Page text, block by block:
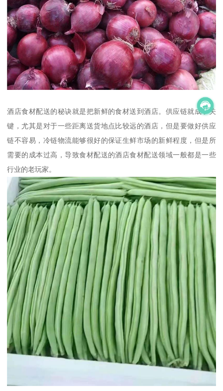
酒店食材配送的秘诀就是把新鲜的食材送到酒店。供应链就成了关
键，尤其是对于一些距离送货地点比较远的酒店，但是要做好供应
链不容易，冷链物流能够很好的保证生鲜市场的新鲜程度，但是所
需要的成本过高，导致食材配送的酒店食材配送领域一般都是一些
行业的老玩家。